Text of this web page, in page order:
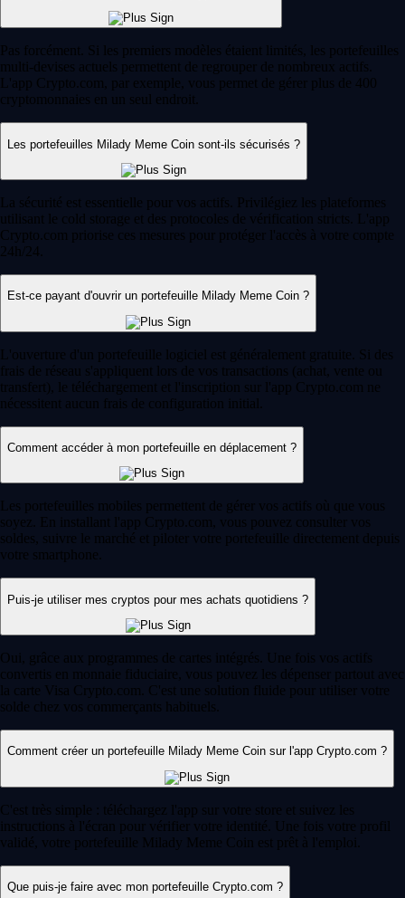
Pas forcément. Si les premiers modèles étaient limités, les portefeuilles
multi-devises actuels permettent de regrouper de nombreux actifs.
L'app Crypto.com, par exemple, vous permet de gérer plus de 400
cryptomonnaies en un seul endroit.
Les portefeuilles Milady Meme Coin sont-ils sécurisés ?
La sécurité est essentielle pour vos actifs. Privilégiez les plateformes
utilisant le cold storage et des protocoles de vérification stricts. L'app
Crypto.com priorise ces mesures pour protéger l'accès à votre compte
24h/24.
Est-ce payant d'ouvrir un portefeuille Milady Meme Coin ?
L'ouverture d'un portefeuille logiciel est généralement gratuite. Si des
frais de réseau s'appliquent lors de vos transactions (achat, vente ou
transfert), le téléchargement et l'inscription sur l'app Crypto.com ne
nécessitent aucun frais de configuration initial.
Comment accéder à mon portefeuille en déplacement ?
Les portefeuilles mobiles permettent de gérer vos actifs où que vous
soyez. En installant l'app Crypto.com, vous pouvez consulter vos
soldes, suivre le marché et piloter votre portefeuille directement depuis
votre smartphone.
Puis-je utiliser mes cryptos pour mes achats quotidiens ?
Oui, grâce aux programmes de cartes intégrés. Une fois vos actifs
convertis en monnaie fiduciaire, vous pouvez les dépenser partout avec
la carte Visa Crypto.com. C'est une solution fluide pour utiliser votre
solde chez vos commerçants habituels.
Comment créer un portefeuille Milady Meme Coin sur l'app Crypto.com ?
C'est très simple : téléchargez l'app sur votre store et suivez les
instructions à l'écran pour vérifier votre identité. Une fois votre profil
validé, votre portefeuille Milady Meme Coin est prêt à l'emploi.
Que puis-je faire avec mon portefeuille Crypto.com ?